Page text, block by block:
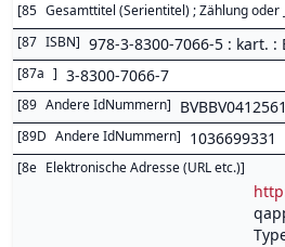
[85 Gesamttitel (Serientitel) ; Zählung oder
[87 ISBN] 978-3-8300-7066-5 : kart. :
[87a ] 3-8300-7066-7
[89 Andere IdNummern]
[89D Andere IdNummern] 1036699331
[8e Elektronische Adresse (URL etc.)]